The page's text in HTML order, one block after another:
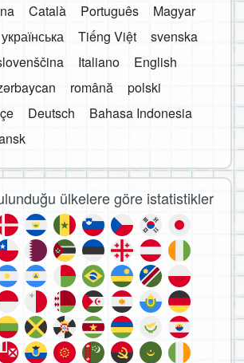
Català Português
Magyar
українська Tiếng Việt
svenska
Italiano
English
română
polski
Deutsch
Bahasa Indonesia
ülkelere göre istatistikler